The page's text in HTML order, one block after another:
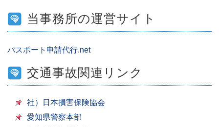
当事務所の運営サイト
パスポート申請代行.net
交通事故関連リンク
社）日本損害保険協会
愛知県警察本部